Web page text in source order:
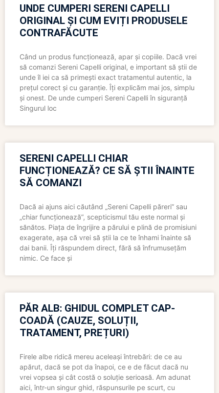
UNDE CUMPERI SERENI CAPELLI
ORIGINAL ȘI CUM EVIȚI PRODUSELE
CONTRAFĂCUTE
Când un produs funcționează, apar și copiile. Dacă vrei
să comanzi Sereni Capelli original, e important să știi de
unde îl iei ca să primești exact tratamentul autentic, la
prețul corect și cu garanție. Îți explicăm mai jos, simplu
și onest. De unde cumperi Sereni Capelli în siguranță
Singurul loc
SERENI CAPELLI CHIAR
FUNCȚIONEAZĂ? CE SĂ ȘTII ÎNAINTE
SĂ COMANZI
Dacă ai ajuns aici căutând „Sereni Capelli păreri” sau
„chiar funcționează”, scepticismul tău este normal și
sănătos. Piața de îngrijire a părului e plină de promisiuni
exagerate, așa că vrei să știi la ce te înhami înainte să
dai banii. Îți răspundem direct, fără să înfrumusețăm
nimic. Ce face și
PĂR ALB: GHIDUL COMPLET CAP-
COADĂ (CAUZE, SOLUȚII,
TRATAMENT, PREȚURI)
Firele albe ridică mereu aceleași întrebări: de ce au
apărut, dacă se pot da înapoi, ce e de făcut dacă nu
vrei vopsea și cât costă o soluție serioasă. Am adunat
aici, într-un singur ghid, răspunsurile pe scurt, cu